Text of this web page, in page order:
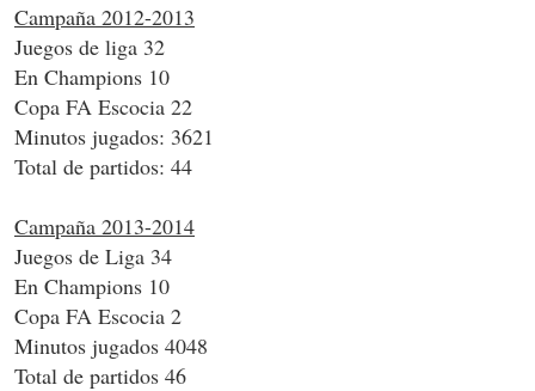
Campaña 2012-2013
Juegos de liga 32
En Champions 10
Copa FA Escocia 22
Minutos jugados: 3621
Total de partidos: 44
Campaña 2013-2014
Juegos de Liga 34
En Champions 10
Copa FA Escocia 2
Minutos jugados 4048
Total de partidos 46